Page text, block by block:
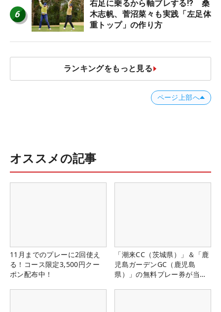
6
右足に乗るから軸ブレする!? 桑
木志帆、菅沼菜々も実践「左足体
重トップ」の作り方
ランキングをもっと見る
ページ上部へ
オススメの記事
11月までのプレーに2回使え
る！コース限定3,500円クー
ポン配布中！
「潮来CC（茨城県）」＆「鹿
児島ガーデンGC（鹿児島
県）」の無料プレー券が当た